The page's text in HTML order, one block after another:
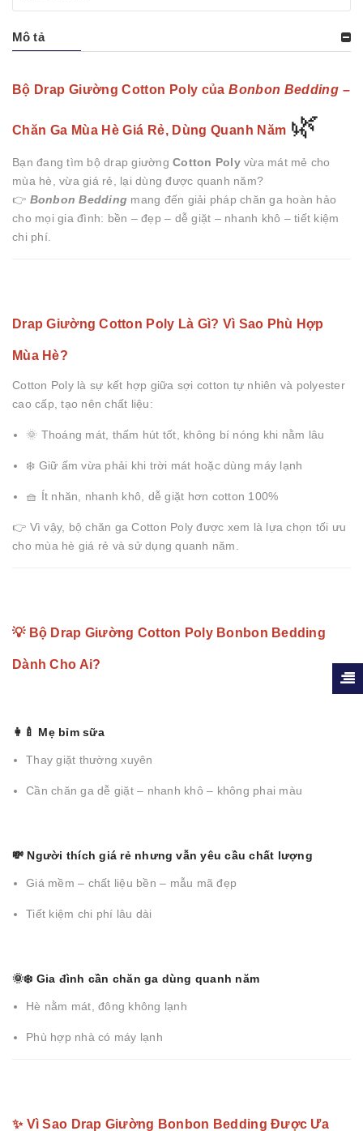
Mô tả
Bộ Drap Giường Cotton Poly củaBonbon Bedding –
Chăn Ga Mùa Hè Giá Rẻ, Dùng Quanh Năm 🌿
Bạn đang tìm bộ drap giường Cotton Poly vừa mát mẻ cho
mùa hè, vừa giá rẻ, lại dùng được quanh năm?
👉 Bonbon Bedding mang đến giải pháp chăn ga hoàn hảo
cho mọi gia đình: bền – đẹp – dễ giặt – nhanh khô – tiết kiệm
chi phí.
Drap Giường Cotton Poly Là Gì? Vì Sao Phù Hợp
Mùa Hè?
Cotton Poly là sự kết hợp giữa sợi cotton tự nhiên và polyester
cao cấp, tạo nên chất liệu:
🌞 Thoáng mát, thấm hút tốt, không bí nóng khi nằm lâu
❄️ Giữ ấm vừa phải khi trời mát hoặc dùng máy lạnh
🧺 Ít nhăn, nhanh khô, dễ giặt hơn cotton 100%
👉 Vì vậy, bộ chăn ga Cotton Poly được xem là lựa chọn tối ưu
cho mùa hè giá rẻ và sử dụng quanh năm.
💡 Bộ Drap Giường Cotton Poly Bonbon Bedding
Dành Cho Ai?
👩‍🍼 Mẹ bỉm sữa
Thay giặt thường xuyên
Cần chăn ga dễ giặt – nhanh khô – không phai màu
💸 Người thích giá rẻ nhưng vẫn yêu cầu chất lượng
Giá mềm – chất liệu bền – mẫu mã đẹp
Tiết kiệm chi phí lâu dài
🌞❄️ Gia đình cần chăn ga dùng quanh năm
Hè nằm mát, đông không lạnh
Phù hợp nhà có máy lạnh
✨ Vì Sao Drap Giường Bonbon Bedding Được Ưa